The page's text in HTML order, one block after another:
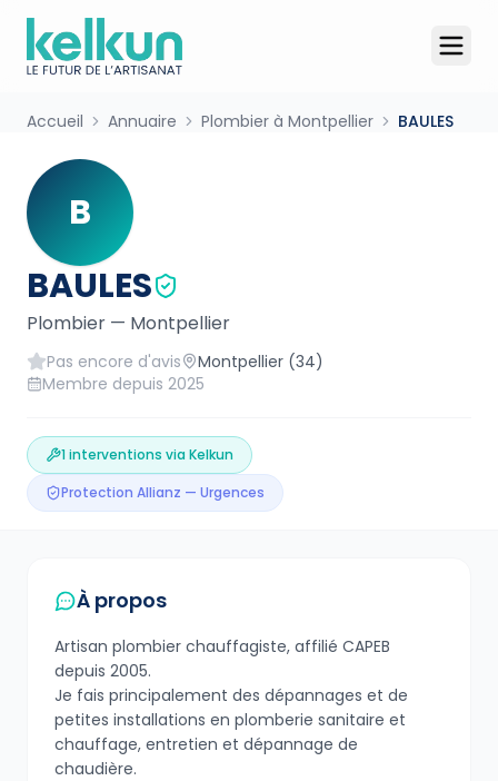
Accueil Annuaire Plombier à Montpellier BAULES
B
BAULES
Plombier — Montpellier
Pas encore d'avis Montpellier (34)
Membre depuis 2025
1interventions via Kelkun
Protection Allianz — Urgences
À propos
Artisan plombier chauffagiste, affilié CAPEB
depuis 2005.
Je fais principalement des dépannages et de
petites installations en plomberie sanitaire et
chauffage, entretien et dépannage de
chaudière.